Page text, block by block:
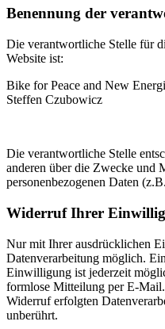
Benennung der
Die verantwortliche Stelle für
Website ist:
Bike for Peace and New
Steffen Czubowicz
Die verantwortliche Stelle
anderen über die Zwecke und
personenbezogenen Daten
Widerruf Ihrer
Nur mit Ihrer ausdrücklichen
Datenverarbeitung möglich.
Einwilligung ist jederzeit
formlose Mitteilung per E-
Widerruf erfolgten
unberührt.